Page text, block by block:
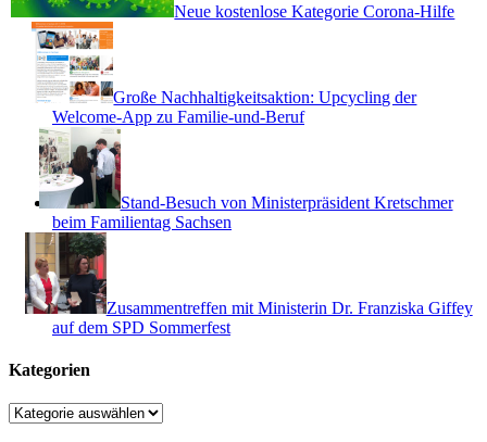
Neue kostenlose Kategorie Corona-Hilfe
Große Nachhaltigkeitsaktion: Upcycling der
Welcome-App zu Familie-und-Beruf
Stand-Besuch von Ministerpräsident Kretschmer
beim Familientag Sachsen
Zusammentreffen mit Ministerin Dr. Franziska Giffey
auf dem SPD Sommerfest
Kategorien
Kategorien